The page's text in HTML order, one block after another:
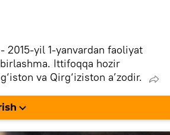
yil 1-yanvardan faoliyat
Ittifoqqa hozir
va Qirg‘iziston a’zodir.
maqomiga ega.